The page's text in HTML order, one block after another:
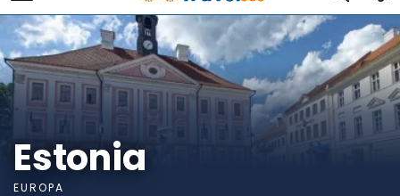
Estonia
EUROPA